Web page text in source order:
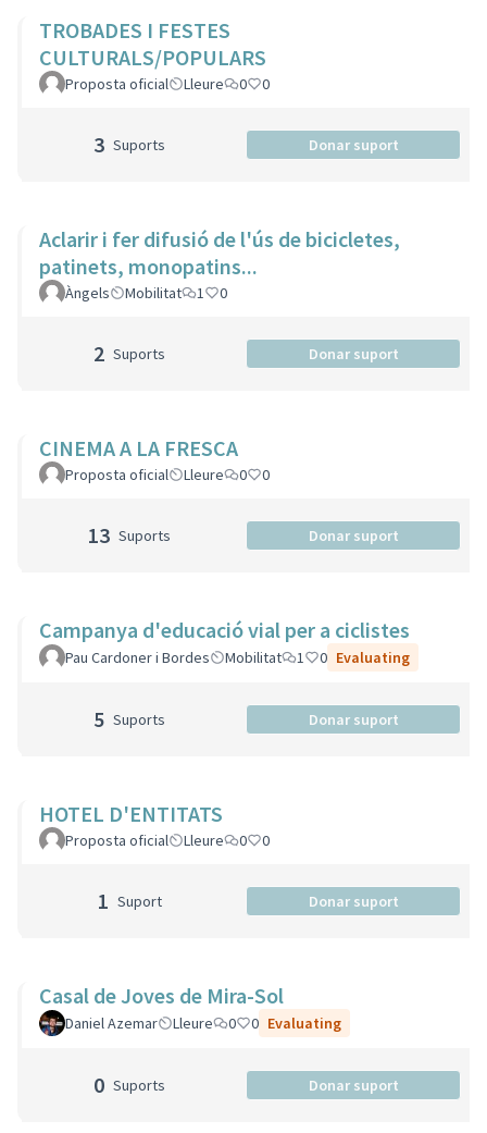
TROBADES I FESTES
CULTURALS/POPULARS
Proposta oficial Lleure 0 0
3 Suports Donar suport
Aclarir i fer difusió de l'ús de bicicletes,
patinets, monopatins...
Àngels Mobilitat 1 0
2 Suports Donar suport
CINEMA A LA FRESCA
Proposta oficial Lleure 0 0
13 Suports Donar suport
Campanya d'educació vial per a ciclistes
Pau Cardoner i Bordes Mobilitat 1 0 Evaluating
5 Suports Donar suport
HOTEL D'ENTITATS
Proposta oficial Lleure 0 0
1 Suport Donar suport
Casal de Joves de Mira-Sol
Daniel Azemar Lleure 0 0 Evaluating
0 Suports Donar suport